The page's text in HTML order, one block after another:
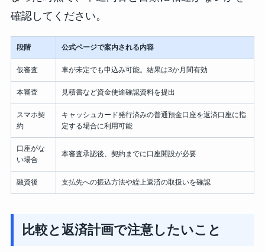
確認してください。
段階 公式ページで案内される内容
仮審査 車が未定でも申込み可能。結果は3か月間有効
本審査 見積書など資金使途確認資料を提出
スマホ契
約
キャッシュカード発行済みの普通預金口座を返済口座に指
定する場合に利用可能
口座がな
い場合
本審査承認後、契約までに口座開設が必要
融資後 支払先への振込方法や繰上返済の取扱いを確認
比較と返済計画で注意したいこと